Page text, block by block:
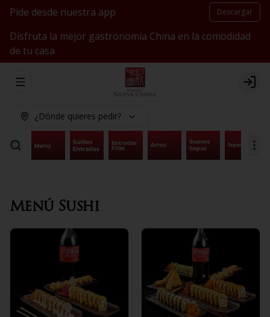
Pide desde nuestra app Descargar
Disfruta la mejor gastronomía China en la comodidad
de tu casa
Abrir menu de navegación Login
¿Dónde quieres pedir?
Menú Sushi